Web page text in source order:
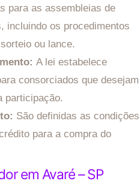
para as assembleias de
incluindo os procedimentos
ou lance.
A lei estabelece
consorciados que desejam
participação.
São definidas as condições
para a compra do
em Avaré – SP